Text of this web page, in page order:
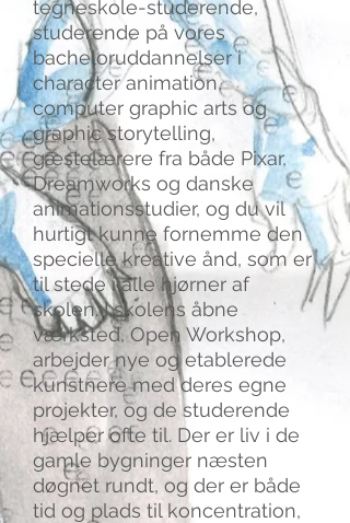
tegneskole-studerende,
studerende på vores
bacheloruddannelser i
character animation,
computer graphic arts og
graphic storytelling,
gæstelærere fra både Pixar,
Dreamworks og danske
animationsstudier, og du vil
hurtigt kunne fornemme den
specielle kreative ånd, som er
til stede i alle hjørner af
skolen. I skolens åbne
værksted, Open Workshop,
arbejder nye og etablerede
kunstnere med deres egne
projekter, og de studerende
hjælper ofte til. Der er liv i de
gamle bygninger næsten
døgnet rundt, og der er både
tid og plads til koncentration,